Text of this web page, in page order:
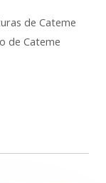
de Cateme
de Cateme